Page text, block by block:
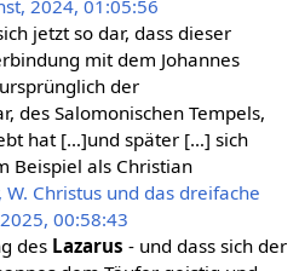
2024, 01:05:56
jetzt so dar, dass dieser
mit dem Johannes
der
des Salomonischen Tempels,
hat […]und später […] sich
Beispiel als Christian
W. Christus und das dreifache
00:58:43
des Lazarus - und dass sich der